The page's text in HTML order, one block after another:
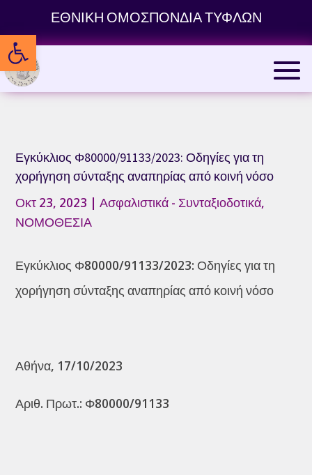
content
Ανοίξτε τη γραμμή εργαλείων
ΕΘΝΙΚΗ ΟΜΟΣΠΟΝΔΙΑ ΤΥΦΛΩΝ
Εγκύκλιος Φ80000/91133/2023: Οδηγίες για τη
χορήγηση σύνταξης αναπηρίας από κοινή νόσο
Οκτ 23, 2023 |Ασφαλιστικά - Συνταξιοδοτικά,
ΝΟΜΟΘΕΣΙΑ
Εγκύκλιος Φ80000/91133/2023: Οδηγίες για τη
χορήγηση σύνταξης αναπηρίας από κοινή νόσο
Αθήνα, 17/10/2023
Αριθ. Πρωτ.: Φ80000/91133